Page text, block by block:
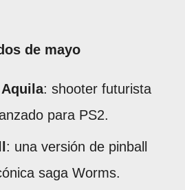
de mayo
: shooter futurista
para PS2.
: una versión de pinball
saga Worms.